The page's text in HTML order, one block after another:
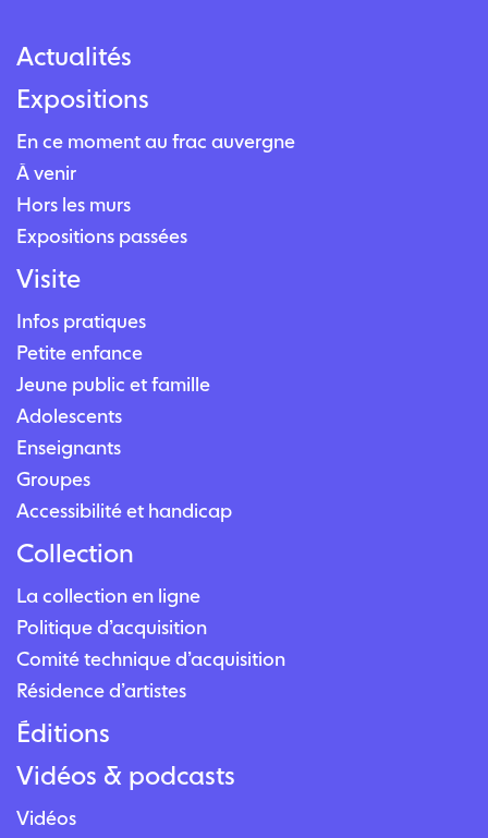
Actualités
Expositions
En ce moment au frac auvergne
À venir
Hors les murs
Expositions passées
Visite
Infos pratiques
Petite enfance
Jeune public et famille
Adolescents
Enseignants
Groupes
Accessibilité et handicap
Collection
La collection en ligne
Politique d’acquisition
Comité technique d’acquisition
Résidence d’artistes
Éditions
Vidéos & podcasts
Vidéos